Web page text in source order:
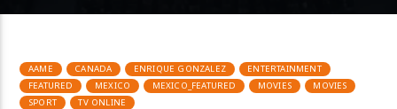
AAME CANADA ENRIQUE GONZALEZ
ENTERTAINMENT
FEATURED
MEXICO MEXICO_FEATURED MOVIES
MOVIES
SPORT
TV ONLINE